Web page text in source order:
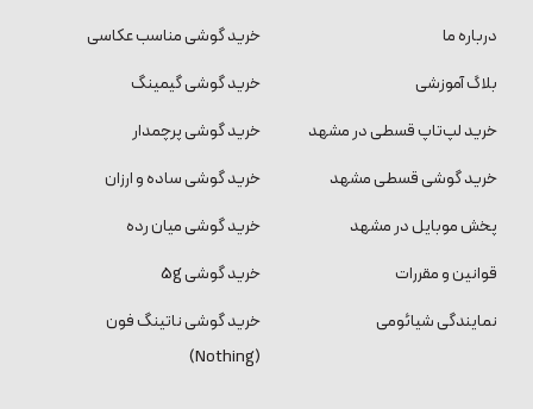
درباره ما
بلاگ آموزشی
خرید لپ‌تاپ قسطی در مشهد
خرید گوشی قسطی مشهد
پخش موبایل در مشهد
قوانین و مقررات
نمایندگی شیائومی
خرید گوشی مناسب عکاسی
خرید گوشی گیمینگ
خرید گوشی پرچمدار
خرید گوشی ساده و ارزان
خرید گوشی میان رده
خرید گوشی 5g
خرید گوشی ناتینگ فون
(Nothing)